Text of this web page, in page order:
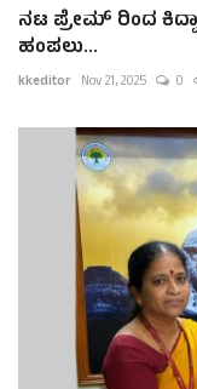
ನಟ ಪ್ರೇಮ್ ರಿಂದ
ಹಂಪಲು...
kkeditor Nov 21, 2025 0